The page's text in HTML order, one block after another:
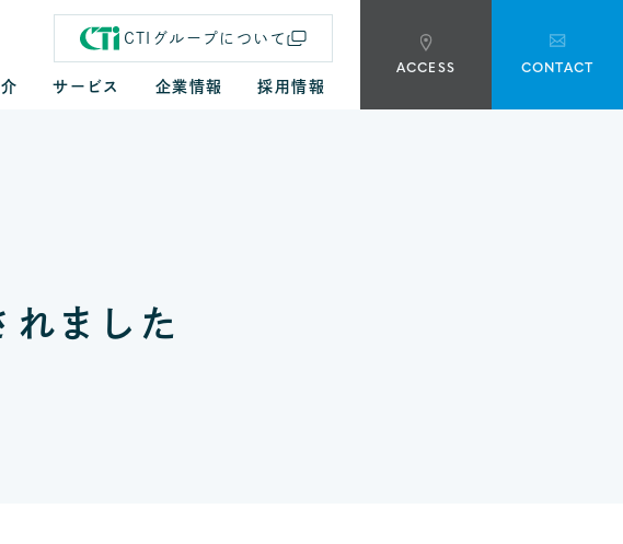
サービス 企業情報 採用情報
ACCESS CONTACT
CTIグループについて
れました